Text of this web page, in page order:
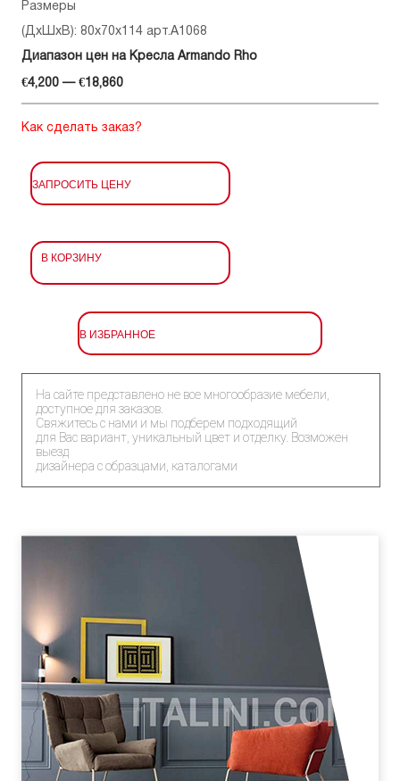
Размеры
(ДхШхВ): 80x70x114 арт.A1068
Диапазон цен на Кресла Armando Rho
€4,200 — €18,860
Как сделать заказ?
ЗАПРОСИТЬ ЦЕНУ
В КОРЗИНУ
В ИЗБРАННОЕ
На сайте представлено не все многообразие мебели,
доступное для заказов.
Свяжитесь с нами и мы подберем подходящий
для Вас вариант, уникальный цвет и отделку. Возможен
выезд
дизайнера с образцами, каталогами